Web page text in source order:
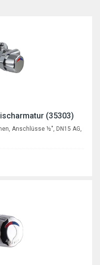
(35303)
Anschlüsse ½", DN15 AG,